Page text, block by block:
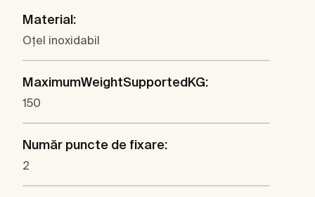
Material:
Oţel inoxidabil
MaximumWeightSupportedKG:
150
Număr puncte de fixare:
2